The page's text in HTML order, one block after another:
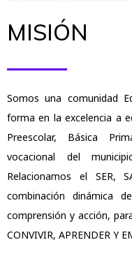
MISIÓN
Somos una comunidad
forma en la excelencia a
Preescolar, Básica
vocacional del
Relacionamos el SER,
combinación dinámica
comprensión y acción,
CONVIVIR, APRENDER Y